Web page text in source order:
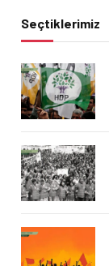
Seçtiklerimiz